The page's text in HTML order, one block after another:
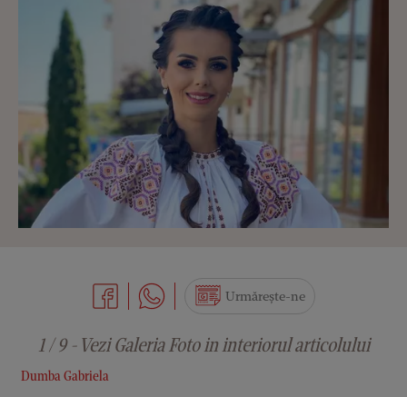
Dumba Gabriela
Urmărește-ne
1 / 9 - Vezi Galeria Foto in interiorul articolului